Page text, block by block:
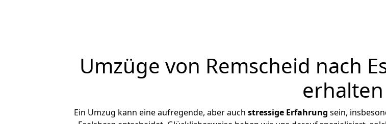
Umzüge von Remscheid nach
erhalten
Ein Umzug kann eine aufregende, aber auch stressige Erfahrung sein,